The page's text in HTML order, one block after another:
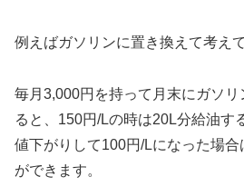
例えばガソリンに置き換えて考え
毎月3,000円を持って月末にガソ
ると、150円/Lの時は20L分給油す
値下がりして100円/Lになった場合
ができます。